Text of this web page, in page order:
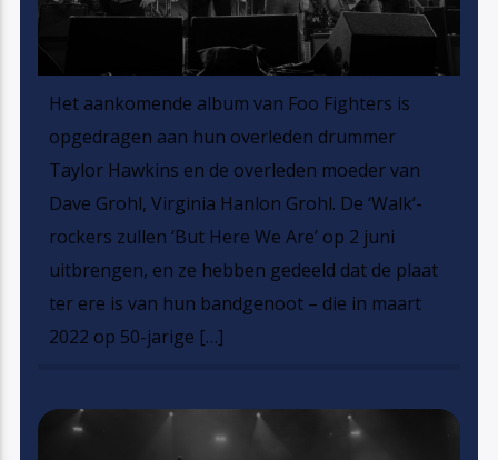
Het aankomende album van Foo Fighters is
opgedragen aan hun overleden drummer
Taylor Hawkins en de overleden moeder van
Dave Grohl, Virginia Hanlon Grohl. De ‘Walk’-
rockers zullen ‘But Here We Are’ op 2 juni
uitbrengen, en ze hebben gedeeld dat de plaat
ter ere is van hun bandgenoot – die in maart
2022 op 50-jarige […]